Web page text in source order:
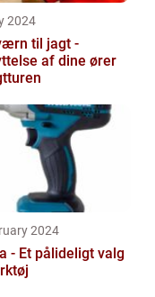
2024
til jagt -
af dine ører
2024
- Et pålideligt valg